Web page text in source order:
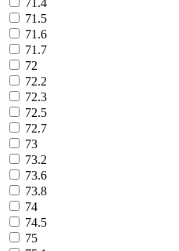
71.5
71.6
71.7
72
72.2
72.3
72.5
72.7
73
73.2
73.6
73.8
74
74.5
75